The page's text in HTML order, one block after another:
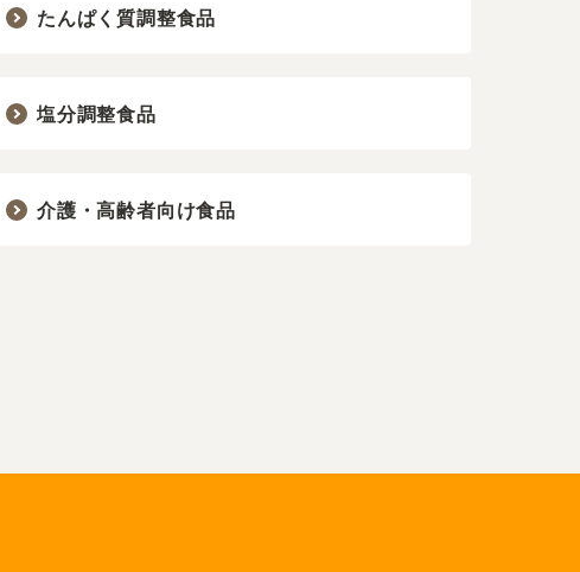
たんぱく質調整食品
塩分調整食品
介護・高齢者向け食品